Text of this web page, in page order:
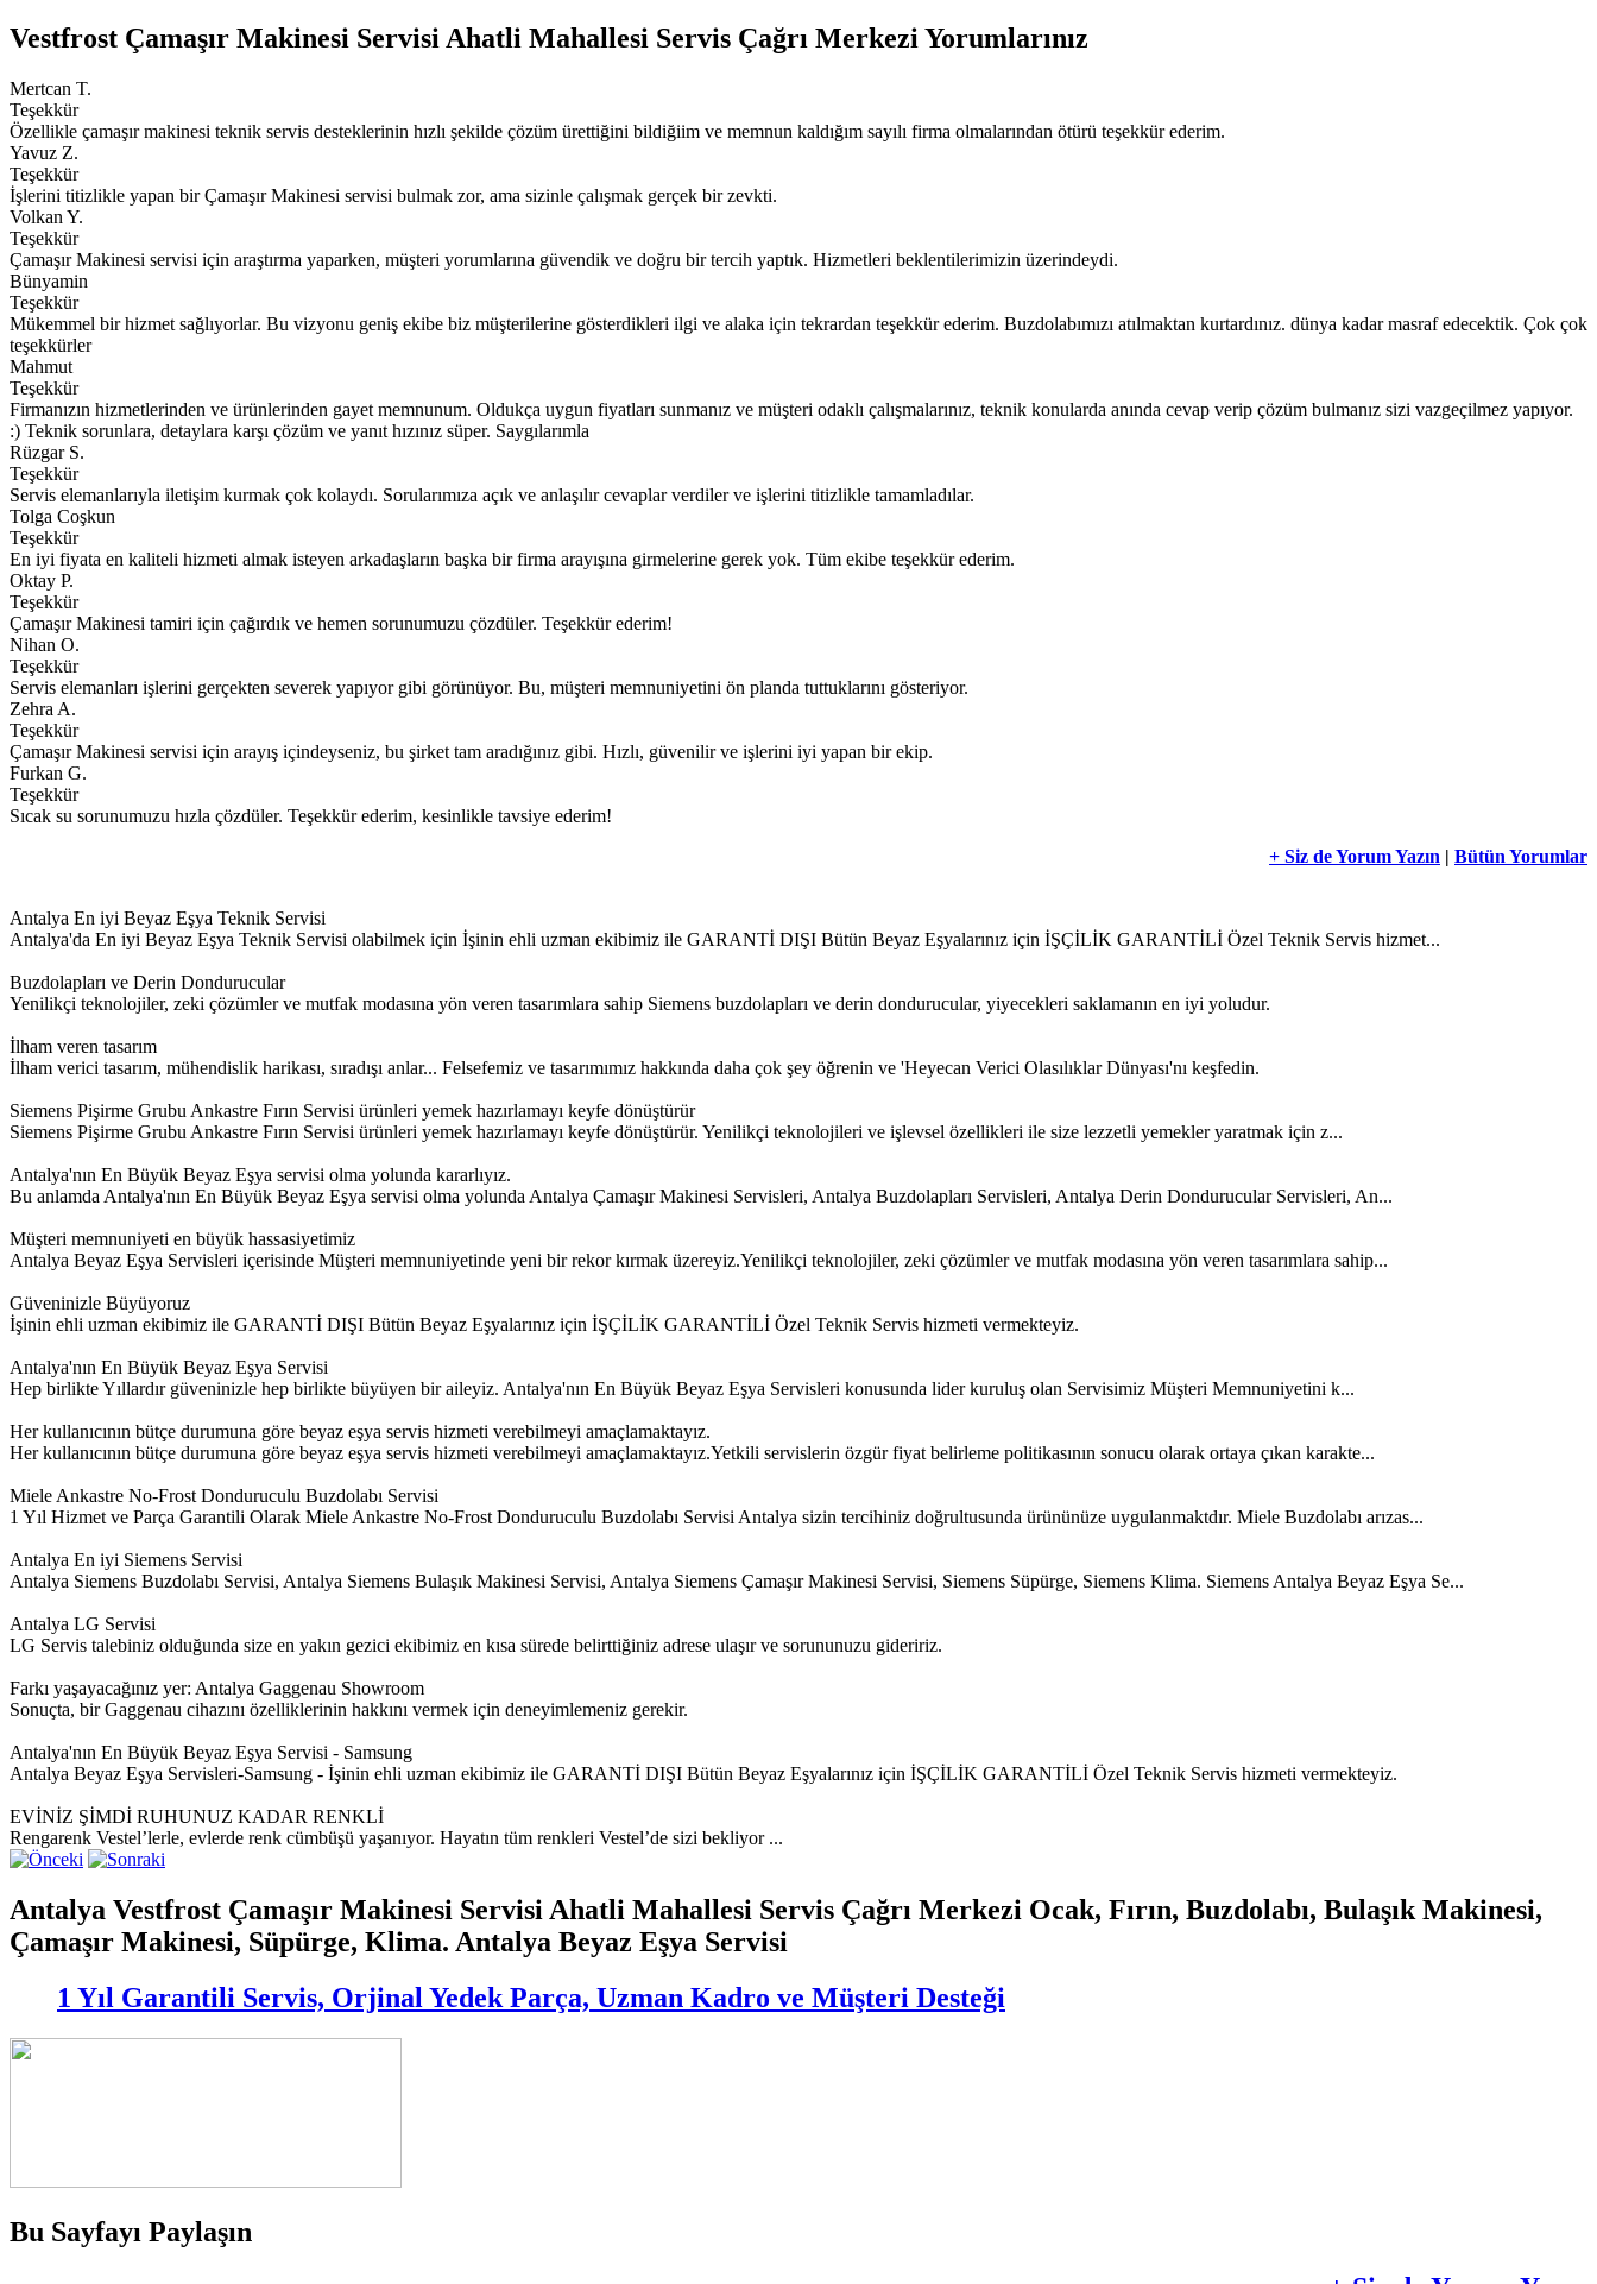
Vestfrost Çamaşır Makinesi Servisi Ahatli Mahallesi Servis Çağrı Merkezi Yorumlarınız
Mertcan T.
Teşekkür
Özellikle çamaşır makinesi teknik servis desteklerinin hızlı şekilde çözüm ürettiğini bildiğiim ve memnun kaldığım sayılı firma olmalarından ötürü teşekkür ederim.
Yavuz Z.
Teşekkür
İşlerini titizlikle yapan bir Çamaşır Makinesi servisi bulmak zor, ama sizinle çalışmak gerçek bir zevkti.
Volkan Y.
Teşekkür
Çamaşır Makinesi servisi için araştırma yaparken, müşteri yorumlarına güvendik ve doğru bir tercih yaptık. Hizmetleri beklentilerimizin üzerindeydi.
Bünyamin
Teşekkür
Mükemmel bir hizmet sağlıyorlar. Bu vizyonu geniş ekibe biz müşterilerine gösterdikleri ilgi ve alaka için tekrardan teşekkür ederim. Buzdolabımızı atılmaktan kurtardınız. dünya kadar masraf edecektik. Çok çok
teşekkürler
Mahmut
Teşekkür
Firmanızın hizmetlerinden ve ürünlerinden gayet memnunum. Oldukça uygun fiyatları sunmanız ve müşteri odaklı çalışmalarınız, teknik konularda anında cevap verip çözüm bulmanız sizi vazgeçilmez yapıyor.
:) Teknik sorunlara, detaylara karşı çözüm ve yanıt hızınız süper. Saygılarımla
Rüzgar S.
Teşekkür
Servis elemanlarıyla iletişim kurmak çok kolaydı. Sorularımıza açık ve anlaşılır cevaplar verdiler ve işlerini titizlikle tamamladılar.
Tolga Coşkun
Teşekkür
En iyi fiyata en kaliteli hizmeti almak isteyen arkadaşların başka bir firma arayışına girmelerine gerek yok. Tüm ekibe teşekkür ederim.
Oktay P.
Teşekkür
Çamaşır Makinesi tamiri için çağırdık ve hemen sorunumuzu çözdüler. Teşekkür ederim!
Nihan O.
Teşekkür
Servis elemanları işlerini gerçekten severek yapıyor gibi görünüyor. Bu, müşteri memnuniyetini ön planda tuttuklarını gösteriyor.
Zehra A.
Teşekkür
Çamaşır Makinesi servisi için arayış içindeyseniz, bu şirket tam aradığınız gibi. Hızlı, güvenilir ve işlerini iyi yapan bir ekip.
Furkan G.
Teşekkür
Sıcak su sorunumuzu hızla çözdüler. Teşekkür ederim, kesinlikle tavsiye ederim!
+ Siz de Yorum Yazın | Bütün Yorumlar
Antalya En iyi Beyaz Eşya Teknik Servisi
Antalya'da En iyi Beyaz Eşya Teknik Servisi olabilmek için İşinin ehli uzman ekibimiz ile GARANTİ DIŞI Bütün Beyaz Eşyalarınız için İŞÇİLİK GARANTİLİ Özel Teknik Servis hizmet...
Buzdolapları ve Derin Dondurucular
Yenilikçi teknolojiler, zeki çözümler ve mutfak modasına yön veren tasarımlara sahip Siemens buzdolapları ve derin dondurucular, yiyecekleri saklamanın en iyi yoludur.
İlham veren tasarım
İlham verici tasarım, mühendislik harikası, sıradışı anlar... Felsefemiz ve tasarımımız hakkında daha çok şey öğrenin ve 'Heyecan Verici Olasılıklar Dünyası'nı keşfedin.
Siemens Pişirme Grubu Ankastre Fırın Servisi ürünleri yemek hazırlamayı keyfe dönüştürür
Siemens Pişirme Grubu Ankastre Fırın Servisi ürünleri yemek hazırlamayı keyfe dönüştürür. Yenilikçi teknolojileri ve işlevsel özellikleri ile size lezzetli yemekler yaratmak için z...
Antalya'nın En Büyük Beyaz Eşya servisi olma yolunda kararlıyız.
Bu anlamda Antalya'nın En Büyük Beyaz Eşya servisi olma yolunda Antalya Çamaşır Makinesi Servisleri, Antalya Buzdolapları Servisleri, Antalya Derin Dondurucular Servisleri, An...
Müşteri memnuniyeti en büyük hassasiyetimiz
Antalya Beyaz Eşya Servisleri içerisinde Müşteri memnuniyetinde yeni bir rekor kırmak üzereyiz.Yenilikçi teknolojiler, zeki çözümler ve mutfak modasına yön veren tasarımlara sahip...
Güveninizle Büyüyoruz
İşinin ehli uzman ekibimiz ile GARANTİ DIŞI Bütün Beyaz Eşyalarınız için İŞÇİLİK GARANTİLİ Özel Teknik Servis hizmeti vermekteyiz.
Antalya'nın En Büyük Beyaz Eşya Servisi
Hep birlikte Yıllardır güveninizle hep birlikte büyüyen bir aileyiz. Antalya'nın En Büyük Beyaz Eşya Servisleri konusunda lider kuruluş olan Servisimiz Müşteri Memnuniyetini k...
Her kullanıcının bütçe durumuna göre beyaz eşya servis hizmeti verebilmeyi amaçlamaktayız.
Her kullanıcının bütçe durumuna göre beyaz eşya servis hizmeti verebilmeyi amaçlamaktayız.Yetkili servislerin özgür fiyat belirleme politikasının sonucu olarak ortaya çıkan karakte...
Miele Ankastre No-Frost Donduruculu Buzdolabı Servisi
1 Yıl Hizmet ve Parça Garantili Olarak Miele Ankastre No-Frost Donduruculu Buzdolabı Servisi Antalya sizin tercihiniz doğrultusunda ürününüze uygulanmaktdır. Miele Buzdolabı arızas...
Antalya En iyi Siemens Servisi
Antalya Siemens Buzdolabı Servisi, Antalya Siemens Bulaşık Makinesi Servisi, Antalya Siemens Çamaşır Makinesi Servisi, Siemens Süpürge, Siemens Klima. Siemens Antalya Beyaz Eşya Se...
Antalya LG Servisi
LG Servis talebiniz olduğunda size en yakın gezici ekibimiz en kısa sürede belirttiğiniz adrese ulaşır ve sorununuzu gideririz.
Farkı yaşayacağınız yer: Antalya Gaggenau Showroom
Sonuçta, bir Gaggenau cihazını özelliklerinin hakkını vermek için deneyimlemeniz gerekir.
Antalya'nın En Büyük Beyaz Eşya Servisi - Samsung
Antalya Beyaz Eşya Servisleri-Samsung - İşinin ehli uzman ekibimiz ile GARANTİ DIŞI Bütün Beyaz Eşyalarınız için İŞÇİLİK GARANTİLİ Özel Teknik Servis hizmeti vermekteyiz.
EVİNİZ ŞİMDİ RUHUNUZ KADAR RENKLİ
Rengarenk Vestel’lerle, evlerde renk cümbüşü yaşanıyor. Hayatın tüm renkleri Vestel’de sizi bekliyor ...
Antalya Vestfrost Çamaşır Makinesi Servisi Ahatli Mahallesi Servis Çağrı Merkezi Ocak, Fırın, Buzdolabı, Bulaşık Makinesi,
Çamaşır Makinesi, Süpürge, Klima. Antalya Beyaz Eşya Servisi
1 Yıl Garantili Servis, Orjinal Yedek Parça, Uzman Kadro ve Müşteri Desteği
Bu Sayfayı Paylaşın